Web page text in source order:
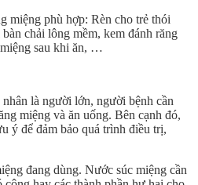
miệng phù hợp: Rèn cho trẻ thói
chải lông mềm, kem đánh răng
sau khi ăn, …
là người lớn, người bệnh cần
miệng và ăn uống. Bên cạnh đó,
ý để đảm bảo quá trình điều trị,
đang dùng. Nước súc miệng cần